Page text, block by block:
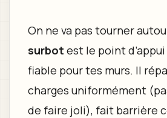
On ne va pas tourner
surbot est le point
fiable pour tes murs. Il
charges uniformément
de faire joli), fait barrière